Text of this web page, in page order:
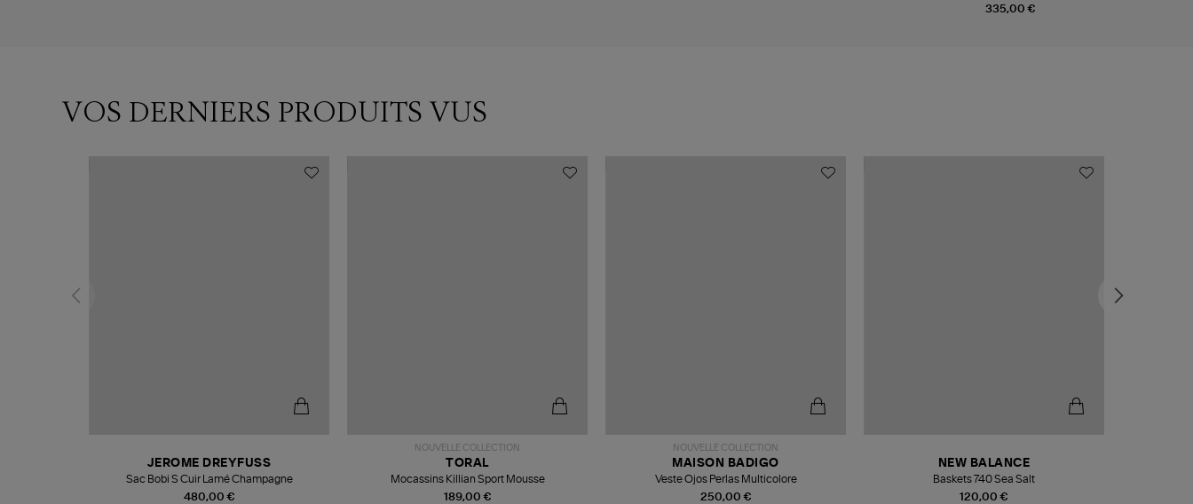
335,00 €
VOS DERNIERS PRODUITS VUS
480,00 €
JEROME DREYFUSS
Sac Bobi S Cuir Lamé Champagne
NOUVELLE COLLECTION
189,00 €
TORAL
Mocassins Killian Sport Mousse
NOUVELLE COLLECTION
250,00 €
MAISON BADIGO
Veste Ojos Perlas Multicolore
120,00 €
NEW BALANCE
Baskets 740 Sea Salt